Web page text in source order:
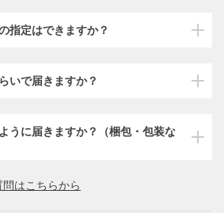
指定はできますか？
いで届きますか？
うに届きますか？（梱包・包装な
はこちらから